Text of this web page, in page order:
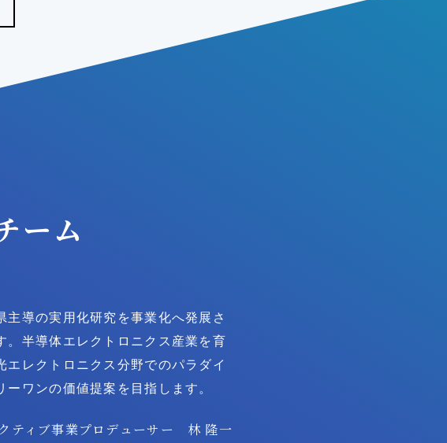
ーム
導の実用化研究を事業化へ発展さ
。半導体エレクトロニクス産業を育
レクトロニクス分野でのパラダイ
ワンの価値提案を目指します。
ティブ事業プロデューサー 林 隆一